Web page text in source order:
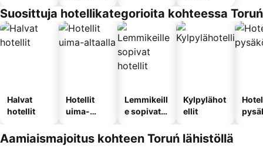
Suosittuja hotellikategorioita kohteessa Toruń
Halvat
hotellit
Hotellit
uima-
Lemmikeill
e sopivat
Kylpylähot
ellit
Aamiaismajoitus kohteen Toruń lähistöllä